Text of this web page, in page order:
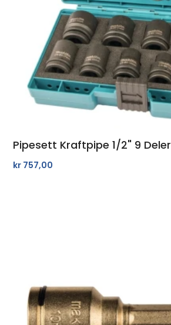
Pipesett Kraftpipe 1/2" 9 Deler
kr 757,00